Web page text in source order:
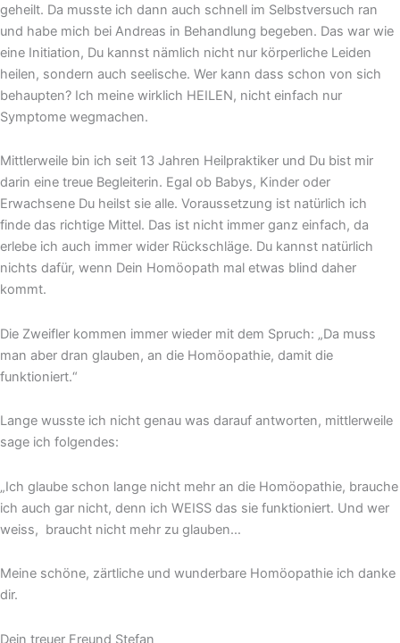
geheilt. Da musste ich dann auch schnell im Selbstversuch ran
und habe mich bei Andreas in Behandlung begeben. Das war wie
eine Initiation, Du kannst nämlich nicht nur körperliche Leiden
heilen, sondern auch seelische. Wer kann dass schon von sich
behaupten? Ich meine wirklich HEILEN, nicht einfach nur
Symptome wegmachen.
Mittlerweile bin ich seit 13 Jahren Heilpraktiker und Du bist mir
darin eine treue Begleiterin. Egal ob Babys, Kinder oder
Erwachsene Du heilst sie alle. Voraussetzung ist natürlich ich
finde das richtige Mittel. Das ist nicht immer ganz einfach, da
erlebe ich auch immer wider Rückschläge. Du kannst natürlich
nichts dafür, wenn Dein Homöopath mal etwas blind daher
kommt.
Die Zweifler kommen immer wieder mit dem Spruch: „Da muss
man aber dran glauben, an die Homöopathie, damit die
funktioniert.“
Lange wusste ich nicht genau was darauf antworten, mittlerweile
sage ich folgendes:
„Ich glaube schon lange nicht mehr an die Homöopathie, brauche
ich auch gar nicht, denn ich WEISS das sie funktioniert. Und wer
weiss, braucht nicht mehr zu glauben…
Meine schöne, zärtliche und wunderbare Homöopathie ich danke
dir.
Dein treuer Freund Stefan